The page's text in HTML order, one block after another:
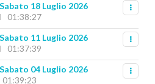
18 Luglio 2026
01:38:27
11 Luglio 2026
01:37:39
04 Luglio 2026
01:39:23